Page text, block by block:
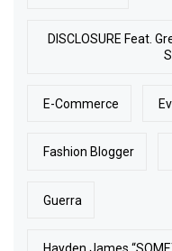
DISCLOSURE Feat.
E-Commerce
Fashion Blogger
Guerra